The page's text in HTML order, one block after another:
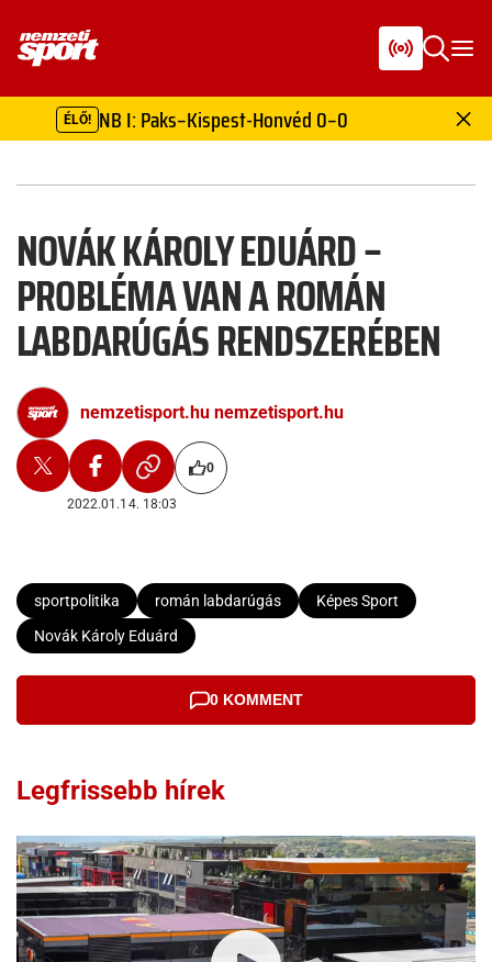
ÉLŐ! NB I: Paks–Kispest-Honvéd 0–0
NOVÁK KÁROLY EDUÁRD –
PROBLÉMA VAN A ROMÁN
LABDARÚGÁS RENDSZERÉBEN
nemzetisport.hu nemzetisport.hu
0
2022.01.14. 18:03
sportpolitika román labdarúgás
Képes Sport
Novák Károly Eduárd
0 KOMMENT
Legfrissebb hírek